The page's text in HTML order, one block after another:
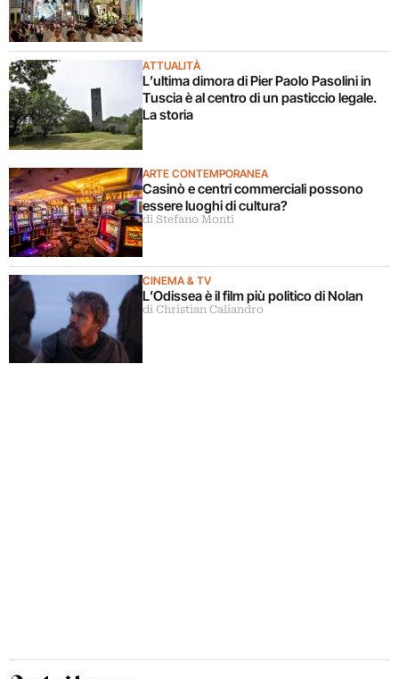
ATTUALITÀ
L’ultima dimora di Pier Paolo Pasolini in
Tuscia è al centro di un pasticcio legale.
La storia
ARTE CONTEMPORANEA
Casinò e centri commerciali possono
essere luoghi di cultura?
di Stefano Monti
CINEMA & TV
L’Odissea è il film più politico di Nolan
di Christian Caliandro